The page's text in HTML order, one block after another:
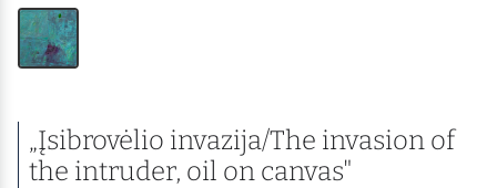
„Įsibrovėlio invazija/The invasion of
the intruder, oil on canvas"